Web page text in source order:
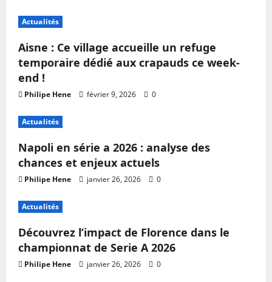
Actualités
Aisne : Ce village accueille un refuge
temporaire dédié aux crapauds ce week-
end !
Philipe Hene février 9, 2026 0
Actualités
Napoli en série a 2026 : analyse des
chances et enjeux actuels
Philipe Hene janvier 26, 2026 0
Actualités
Découvrez l’impact de Florence dans le
championnat de Serie A 2026
Philipe Hene janvier 26, 2026 0